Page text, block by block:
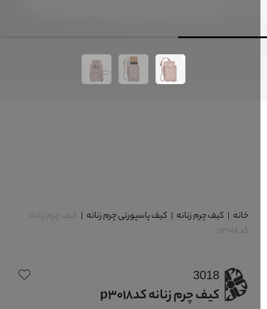
خانه | کیف چرم زنانه| کیف پاسپورتی چرم زنانه| کیف چرم زنانه
کدp3018
3018
کیف چرم زنانه کدp3018